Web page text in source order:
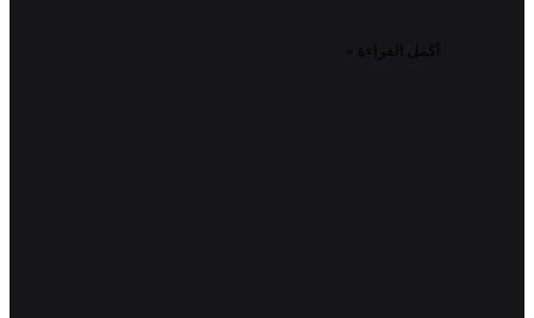
أكمل القراءة »